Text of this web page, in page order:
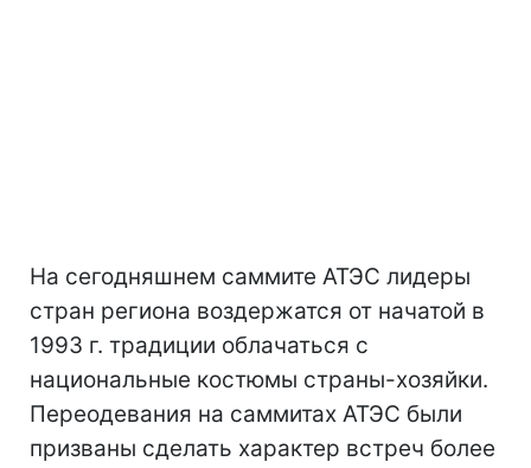
На сегодняшнем саммите АТЭС лидеры
стран региона воздержатся от начатой в
1993 г. традиции облачаться с
национальные костюмы страны-хозяйки.
Переодевания на саммитах АТЭС были
призваны сделать характер встреч более